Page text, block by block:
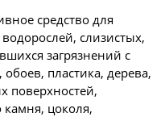
средство для
слизистых,
загрязнений с
пластика, дерева,
поверхностей,
камня, цоколя,